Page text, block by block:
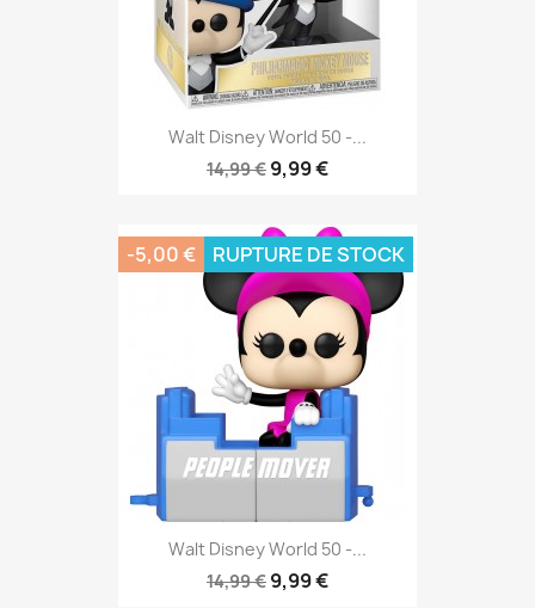
Walt Disney World 50 -...
14,99 € 9,99 €
Walt Disney World 50 -...
14,99 € 9,99 €
-5,00 € RUPTURE DE STOCK